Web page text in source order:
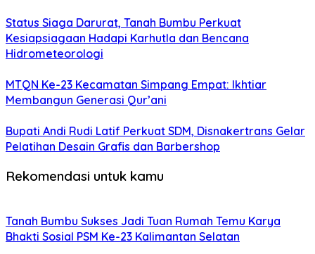
Status Siaga Darurat, Tanah Bumbu Perkuat
Kesiapsiagaan Hadapi Karhutla dan Bencana
Hidrometeorologi
MTQN Ke-23 Kecamatan Simpang Empat: Ikhtiar
Membangun Generasi Qur’ani
Bupati Andi Rudi Latif Perkuat SDM, Disnakertrans Gelar
Pelatihan Desain Grafis dan Barbershop
Rekomendasi untuk kamu
Tanah Bumbu Sukses Jadi Tuan Rumah Temu Karya
Bhakti Sosial PSM Ke-23 Kalimantan Selatan